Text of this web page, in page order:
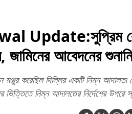
জামিনের আবেদনের
করেছিল দিল্লির একটি নিম্ন আদালত৷
নিম্ন আদালতের নির্দেশের উপরে